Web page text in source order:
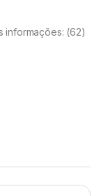
informações: (62)